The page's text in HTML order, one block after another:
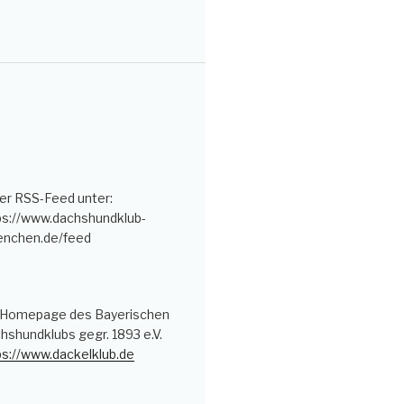
RSS-Feed unter:
www.dachshundklub-
feed
des Bayerischen
gegr. 1893 e.V.
www.dackelklub.de